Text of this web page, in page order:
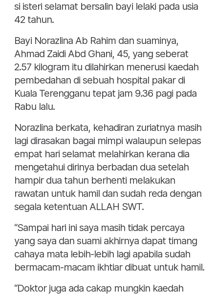
si isteri selamat bersalin bayi lelaki pada usia
42 tahun.
Bayi Norazlina Ab Rahim dan suaminya,
Ahmad Zaidi Abd Ghani, 45, yang seberat
2.57 kilogram itu dilahirkan menerusi kaedah
pembedahan di sebuah hospital pakar di
Kuala Terengganu tepat jam 9.36 pagi pada
Rabu lalu.
Norazlina berkata, kehadiran zuriatnya masih
lagi dirasakan bagai mimpi walaupun selepas
empat hari selamat melahirkan kerana dia
mengetahui dirinya berbadan dua setelah
hampir dua tahun berhenti melakukan
rawatan untuk hamil dan sudah reda dengan
segala ketentuan ALLAH SWT.
“Sampai hari ini saya masih tidak percaya
yang saya dan suami akhirnya dapat timang
cahaya mata lebih-lebih lagi apabila sudah
bermacam-macam ikhtiar dibuat untuk hamil.
“Doktor juga ada cakap mungkin kaedah